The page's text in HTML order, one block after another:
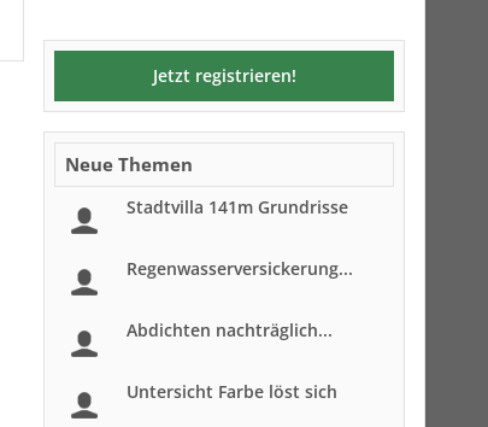
Jetzt registrieren!
Neue Themen
Stadtvilla 141m Grundrisse
Regenwasserversickerung...
Abdichten nachträglich...
Untersicht Farbe löst sich